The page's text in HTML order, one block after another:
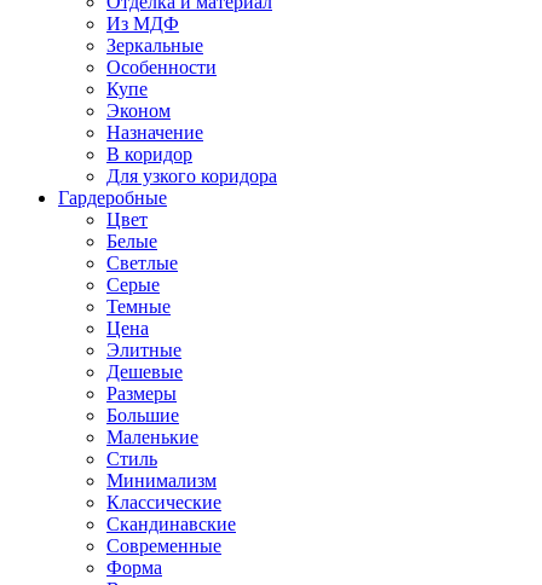
Из МДФ
Зеркальные
Особенности
Купе
Эконом
Назначение
В коридор
Для узкого коридора
Гардеробные
Цвет
Белые
Светлые
Серые
Темные
Цена
Элитные
Дешевые
Размеры
Большие
Маленькие
Стиль
Минимализм
Классические
Скандинавские
Современные
Форма